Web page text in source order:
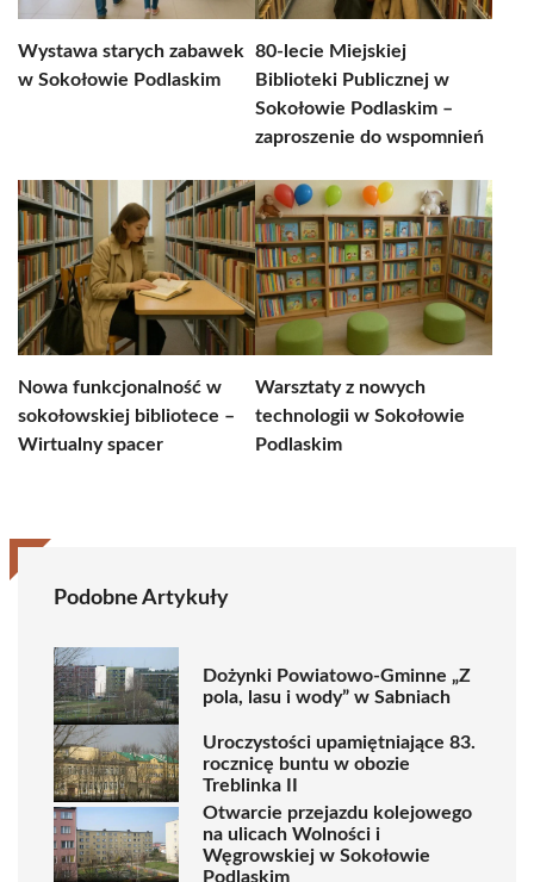
Wystawa starych zabawek
w Sokołowie Podlaskim
80-lecie Miejskiej
Biblioteki Publicznej w
Sokołowie Podlaskim –
zaproszenie do wspomnień
Nowa funkcjonalność w
sokołowskiej bibliotece –
Wirtualny spacer
Warsztaty z nowych
technologii w Sokołowie
Podlaskim
Podobne Artykuły
Dożynki Powiatowo-Gminne „Z
pola, lasu i wody” w Sabniach
Uroczystości upamiętniające 83.
rocznicę buntu w obozie
Treblinka II
Otwarcie przejazdu kolejowego
na ulicach Wolności i
Węgrowskiej w Sokołowie
Podlaskim